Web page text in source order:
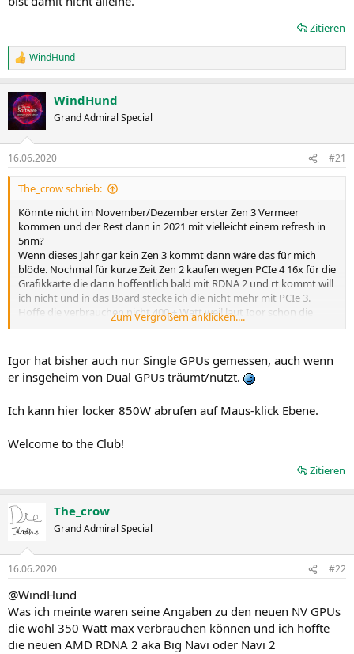
Zitieren
R
e
k
t
i
e
n
WindHund
WindHund
Grand Admiral Special
16.06.2020 #21
The_crow schrieb:
Könnte nicht im November/Dezember erster Zen 3 Vermeer
kommen und der Rest dann in 2021 mit vielleicht einem refresh in
5nm?
Wenn dieses Jahr gar kein Zen 3 kommt dann wäre das für mich
blöde. Nochmal für kurze Zeit Zen 2 kaufen wegen PCIe 4 16x für die
Grafikkarte die dann hoffentlich bald mit RDNA 2 und rt kommt will
ich nicht und in das Board stecke ich die nicht mehr mit PCIe 3.
Hoffe die verbrauchen nicht 400 + Watt weil laut Igor schon die
neuen NV karten wohl 300 - 350 Watt verbuchen.
@WindHund
Das mit den Namen und Bezeichnungen am Ende für den
Kann dich also schon ganz gut verstehen und du bist damit nicht
Zum Vergrößern anklicken....
Igor hat bisher auch nur Single GPUs gemessen, auch wenn
er insgeheim von Dual GPUs träumt/nutzt.
Ich kann hier locker 850W abrufen auf Maus-klick Ebene.
Welcome to the Club!
Zitieren
The_crow
Grand Admiral Special
16.06.2020 #22
@WindHund
Was ich meinte waren seine Angaben zu den neuen NV GPUs
die wohl 350 Watt max verbrauchen können und ich hoffte
die neuen AMD RDNA 2 aka Big Navi oder Navi 2